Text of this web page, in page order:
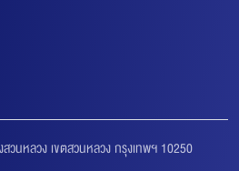
นหลวง เขตสวนหลวง กรุงเทพฯ 10250